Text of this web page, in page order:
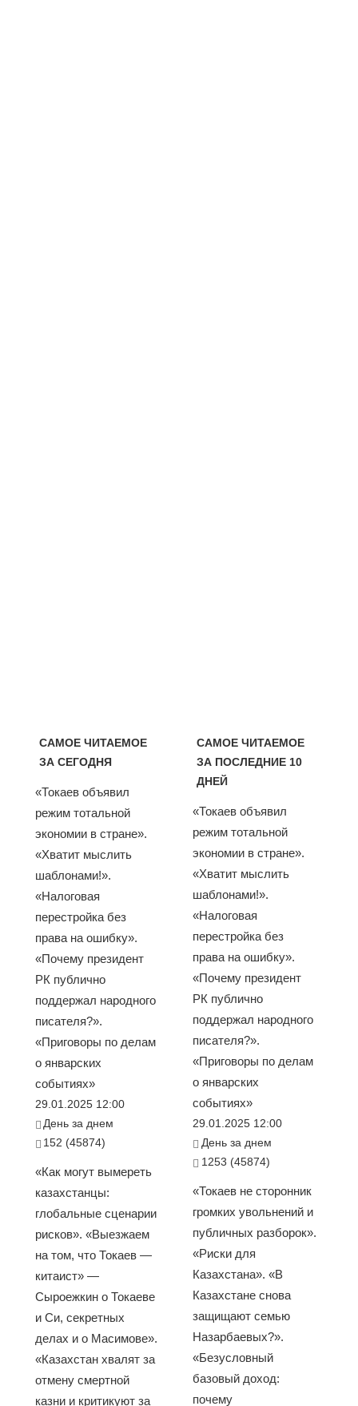
САМОЕ ЧИТАЕМОЕ
ЗА СЕГОДНЯ
«Токаев объявил
режим тотальной
экономии в стране».
«Хватит мыслить
шаблонами!».
«Налоговая
перестройка без
права на ошибку».
«Почему президент
РК публично
поддержал народного
писателя?».
«Приговоры по делам
о январских
событиях»
29.01.2025 12:00
День за днем
152 (45874)
«Как могут вымереть
казахстанцы:
глобальные сценарии
рисков». «Выезжаем
на том, что Токаев —
китаист» —
Сыроежкин о Токаеве
и Си, секретных
делах и о Масимове».
«Казахстан хвалят за
отмену смертной
казни и критикуют за
САМОЕ ЧИТАЕМОЕ
ЗА ПОСЛЕДНИЕ 10
ДНЕЙ
«Токаев объявил
режим тотальной
экономии в стране».
«Хватит мыслить
шаблонами!».
«Налоговая
перестройка без
права на ошибку».
«Почему президент
РК публично
поддержал народного
писателя?».
«Приговоры по делам
о январских
событиях»
29.01.2025 12:00
День за днем
1253 (45874)
«Токаев не сторонник
громких увольнений и
публичных разборок».
«Риски для
Казахстана». «В
Казахстане снова
защищают семью
Назарбаевых?».
«Безусловный
базовый доход:
почему